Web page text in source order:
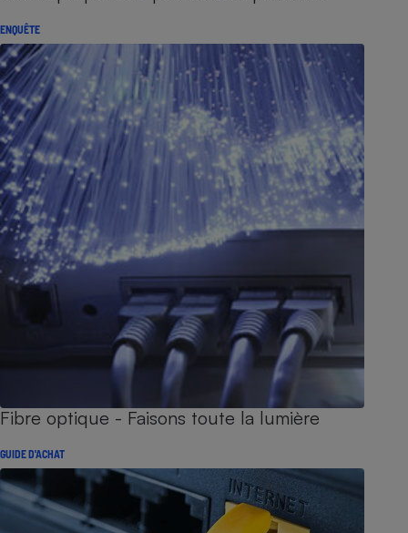
ENQUÊTE
Fibre optique - Faisons toute la lumière
GUIDE D'ACHAT